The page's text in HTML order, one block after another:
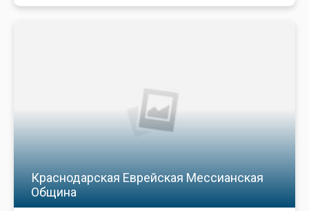
Краснодарская Еврейская Мессианская
Община